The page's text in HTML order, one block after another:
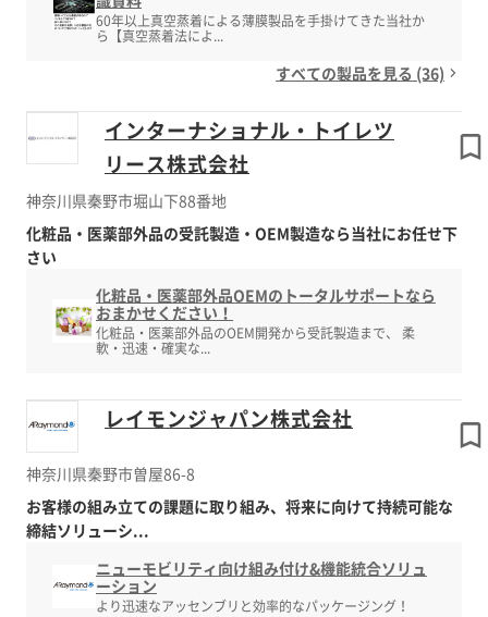
60年以上真空蒸着による薄膜製品を手掛けてきた当社か
ら【真空蒸着法によ...
すべての製品を見る (36)
インターナショナル・トイレツ
リース株式会社
神奈川県秦野市堀山下88番地
化粧品・医薬部外品の受託製造・OEM製造なら当社にお任せ下
さい
化粧品・医薬部外品OEMのトータルサポートなら
おまかせください！
化粧品・医薬部外品のOEM開発から受託製造まで、 柔
軟・迅速・確実な...
レイモンジャパン株式会社
神奈川県秦野市曽屋86-8
お客様の組み立ての課題に取り組み、将来に向けて持続可能な
締結ソリューシ...
ニューモビリティ向け組み付け&機能統合ソリュ
ーション
より迅速なアッセンブリと効率的なパッケージング！